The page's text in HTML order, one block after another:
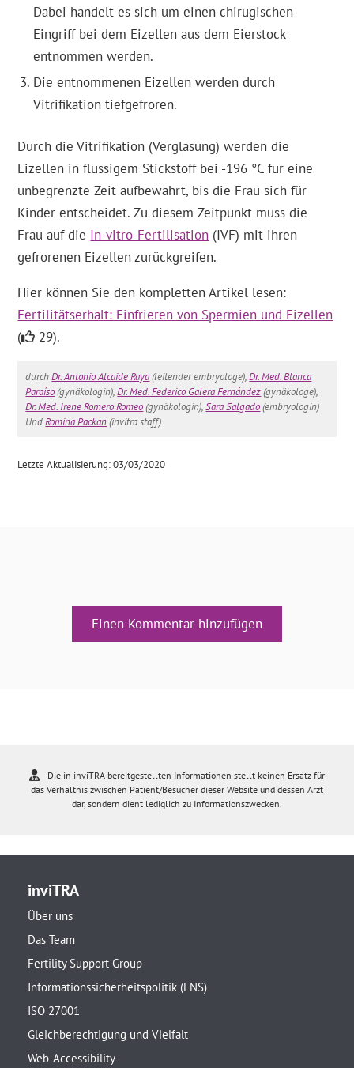
Dabei handelt es sich um einen chirugischen
Eingriff bei dem Eizellen aus dem Eierstock
entnommen werden.
Die entnommenen Eizellen werden durch
Vitrifikation tiefgefroren.
Durch die Vitrifikation (Verglasung) werden die
Eizellen in flüssigem Stickstoff bei -196 °C für eine
unbegrenzte Zeit aufbewahrt, bis die Frau sich für
Kinder entscheidet. Zu diesem Zeitpunkt muss die
Frau auf die In-vitro-Fertilisation (IVF) mit ihren
gefrorenen Eizellen zurückgreifen.
Hier können Sie den kompletten Artikel lesen:
Fertilitätserhalt: Einfrieren von Spermien und Eizellen
(
29).
durchDr. Antonio Alcaide Raya(leitender embryologe),Dr. Med. Blanca
Paraíso(gynäkologin),Dr. Med. Federico Galera Fernández(gynäkologe),
Dr. Med. Irene Romero Romeo(gynäkologin),Sara Salgado(embryologin)
UndRomina Packan(invitra staff).
Letzte Aktualisierung: 03/03/2020
Einen Kommentar hinzufügen
Die in inviTRA bereitgestellten Informationen stellt keinen Ersatz für
das Verhältnis zwischen Patient/Besucher dieser Website und dessen Arzt
dar, sondern dient lediglich zu Informationszwecken.
inviTRA
Über uns
Das Team
Fertility Support Group
Informationssicherheitspolitik (ENS)
ISO 27001
Gleichberechtigung und Vielfalt
Web-Accessibility